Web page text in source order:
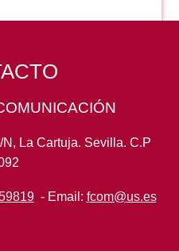
La Cartuja. Sevilla. C.P
- Email: fcom@us.es